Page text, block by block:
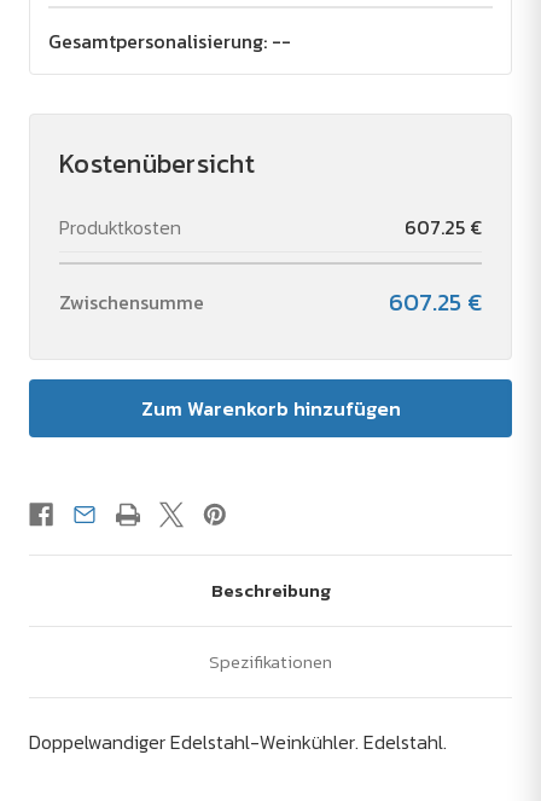
Gesamtpersonalisierung: --
Kostenübersicht
Produktkosten 607.25 €
Zwischensumme 607.25 €
Beschreibung
Spezifikationen
Doppelwandiger Edelstahl-Weinkühler. Edelstahl.